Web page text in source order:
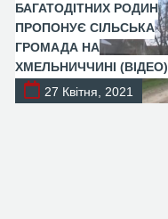
БАГАТОДІТНИХ РОДИН
ПРОПОНУЄ СІЛЬСЬКА
ГРОМАДА НА
ХМЕЛЬНИЧЧИНІ (ВІДЕО)
27 Квітня, 2021